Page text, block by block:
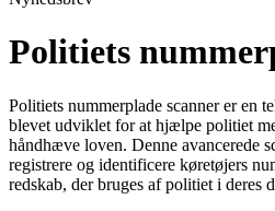
Politiets
Politiets nummerplade scanner er en
blevet udviklet for at hjælpe politiet
håndhæve loven. Denne avancerede
registrere og identificere køretøjers
redskab, der bruges af politiet i deres